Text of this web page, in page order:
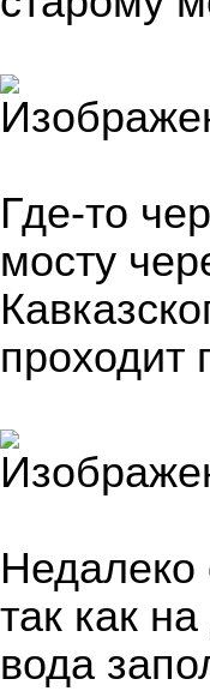
Где-то
мосту
проходит
так как
вода